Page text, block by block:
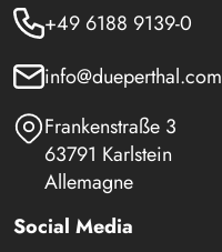
+49 6188 9139-0
info@dueperthal.com
Frankenstraße 3
63791 Karlstein
Allemagne
Social Media